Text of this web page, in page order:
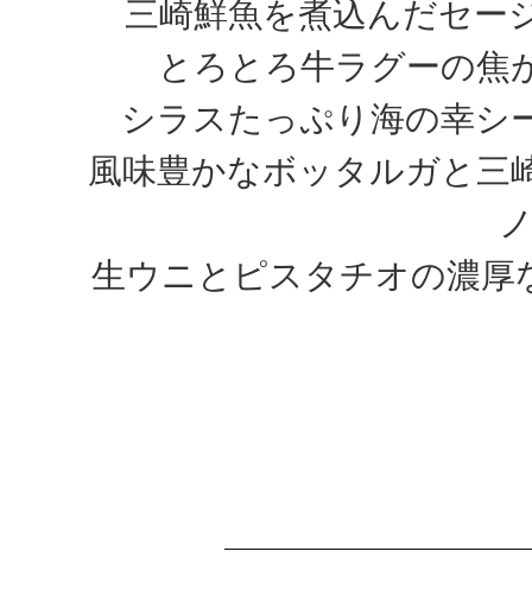
三崎鮮魚を煮込んだセー
とろとろ牛ラグーの
シラスたっぷり海の幸シ
風味豊かなボッタルガと
生ウニとピスタチオの濃